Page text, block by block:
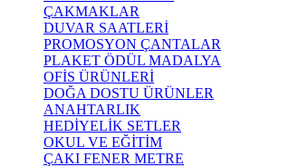
ÇAKMAKLAR
DUVAR SAATLERİ
PROMOSYON ÇANTALAR
PLAKET ÖDÜL MADALYA
OFİS ÜRÜNLERİ
DOĞA DOSTU ÜRÜNLER
ANAHTARLIK
HEDİYELİK SETLER
OKUL VE EĞİTİM
ÇAKI FENER METRE